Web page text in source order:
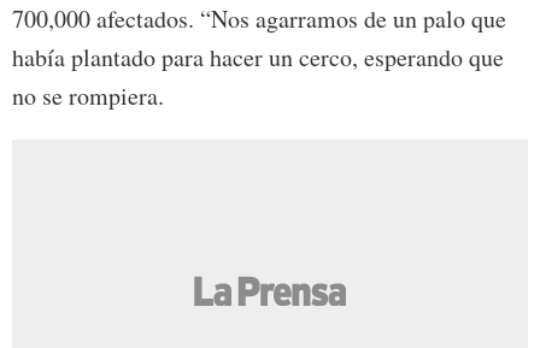
700,000 afectados. “Nos agarramos de un palo que
había plantado para hacer un cerco, esperando que
no se rompiera.